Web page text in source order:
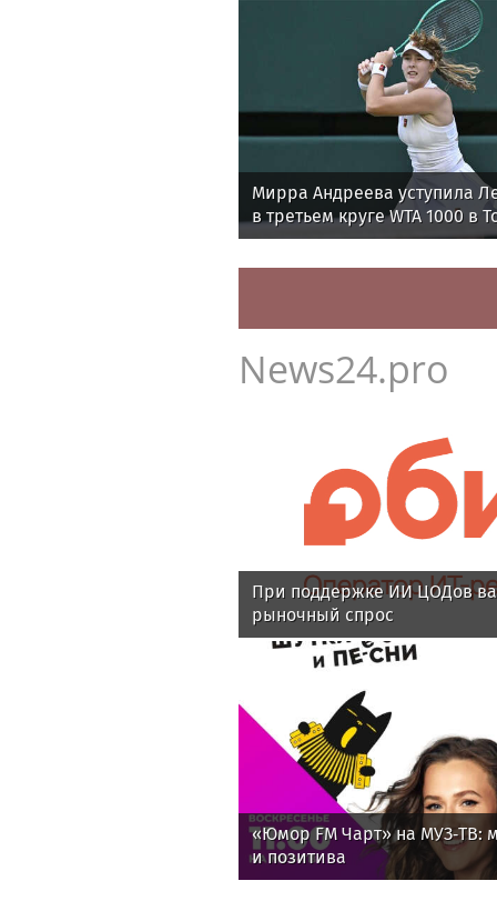
Мирра Андреева уступила
в третьем круге WTA 1000 в
News24.pro
При поддержке ИИ ЦОДов
рыночный спрос
«Юмор FM Чарт» на МУЗ‑ТВ:
и позитива